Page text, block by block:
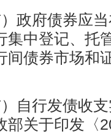
政府债券应
集中登记、托
间债券市场和
自行发债收
部关于印发〈